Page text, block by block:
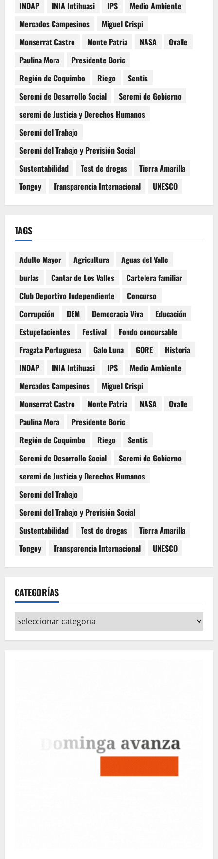
INDAP INIA Intihuasi IPS
Medio Ambiente
Mercados Campesinos
Miguel Crispi
Monserrat Castro
Monte Patria NASA
Ovalle
Paulina Mora
Presidente Boric
Región de Coquimbo
Riego
Sentis
Seremi de Desarrollo Social
Seremi de Gobierno
seremi de Justicia y Derechos Humanos
Seremi del Trabajo
Seremi del Trabajo y Previsión Social
Sustentabilidad
Test de drogas
Tierra Amarilla
Tongoy
Transparencia Internacional UNESCO
TAGS
Adulto Mayor Agricultura
Aguas del Valle
burlas
Cantar de Los Valles
Cartelera familiar
Club Deportivo Independiente
Concurso
Corrupción
DEM Democracia Viva
Educación
Estupefacientes
Festival
Fondo concursable
Fragata Portuguesa
Galo Luna GORE
Historia
INDAP
INIA Intihuasi IPS
Medio Ambiente
Mercados Campesinos
Miguel Crispi
Monserrat Castro
Monte Patria NASA
Ovalle
Paulina Mora
Presidente Boric
Región de Coquimbo
Riego
Sentis
Seremi de Desarrollo Social
Seremi de Gobierno
seremi de Justicia y Derechos Humanos
Seremi del Trabajo
Seremi del Trabajo y Previsión Social
Sustentabilidad
Test de drogas
Tierra Amarilla
Tongoy
Transparencia Internacional UNESCO
CATEGORÍAS
Categorías